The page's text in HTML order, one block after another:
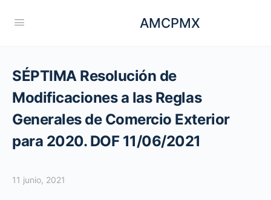
AMCPMX
SÉPTIMA Resolución de
Modificaciones a las Reglas
Generales de Comercio Exterior
para 2020. DOF 11/06/2021
11 junio, 2021